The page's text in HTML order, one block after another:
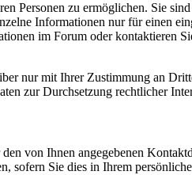
Personen zu ermöglichen. Sie
Informationen nur für einen
im Forum oder
nur mit Ihrer Zustimmung an
zur Durchsetzung rechtlicher
von Ihnen angegebenen
sofern Sie dies in Ihrem